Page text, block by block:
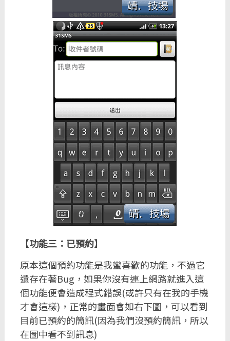
【功能三：已預約】
原本這個預約功能是我蠻喜歡的功能，不過它
還存在著Bug，如果你沒有連上網路就進入這
個功能便會造成程式錯誤(或許只有在我的手機
才會這樣)，正常的畫面會如右下圖，可以看到
目前已預約的簡訊(因為我們沒預約簡訊，所以
在圖中看不到訊息)